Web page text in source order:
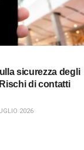
sicurezza degli
di contatti
2026